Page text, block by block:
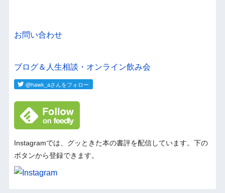
お問い合わせ
ブログ＆人生相談・オンライン飲み会
Instagramでは、グッときた本の書評を配信しています。下の
ボタンから登録できます。